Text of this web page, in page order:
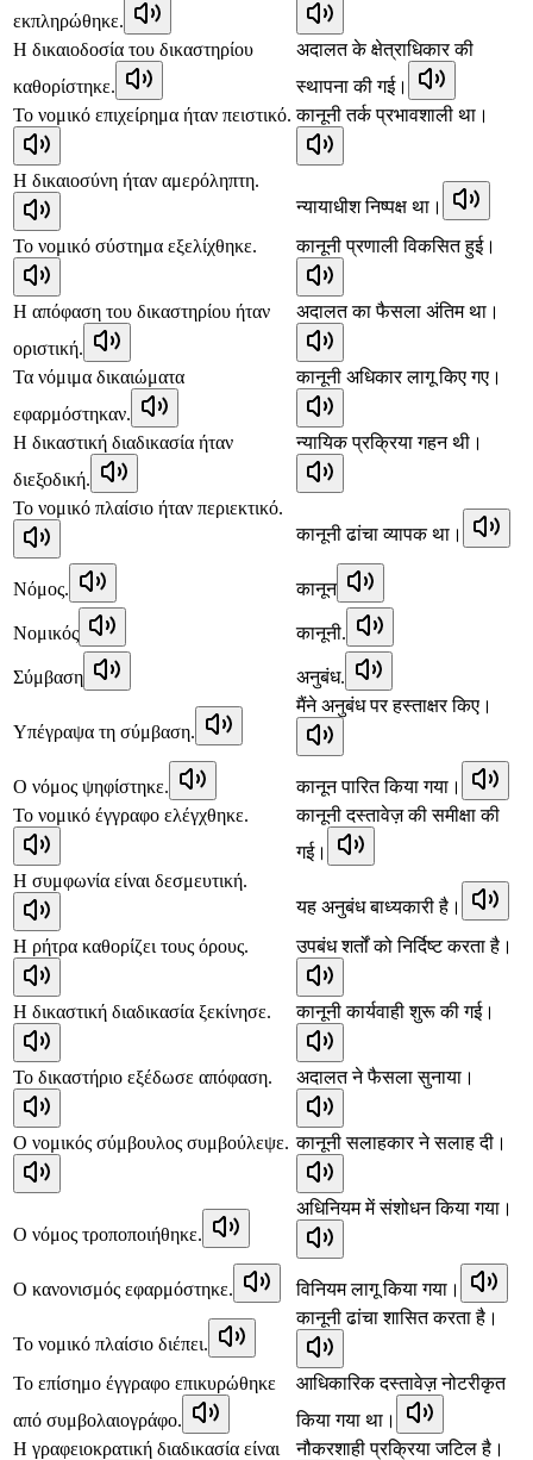
εκπληρώθηκε.
Η δικαιοδοσία του δικαστηρίου
καθορίστηκε.
अदालत के क्षेत्राधिकार की
स्थापना की गई।
Το νομικό επιχείρημα ήταν πειστικό. कानूनी तर्क प्रभावशाली था।
Η δικαιοσύνη ήταν αμερόληπτη.
न्यायाधीश निष्पक्ष था।
Το νομικό σύστημα εξελίχθηκε.
कानूनी प्रणाली विकसित हुई।
Η απόφαση του δικαστηρίου ήταν
οριστική.
अदालत का फैसला अंतिम था।
Τα νόμιμα δικαιώματα
εφαρμόστηκαν.
कानूनी अधिकार लागू किए गए।
Η δικαστική διαδικασία ήταν
διεξοδική.
न्यायिक प्रक्रिया गहन थी।
Το νομικό πλαίσιο ήταν περιεκτικό.
कानूनी ढांचा व्यापक था।
Νόμος. कानून
Νομικός कानूनी.
Σύμβαση अनुबंध.
Υπέγραψα τη σύμβαση.
मैंने अनुबंध पर हस्ताक्षर किए।
Ο νόμος ψηφίστηκε.
कानून पारित किया गया।
Το νομικό έγγραφο ελέγχθηκε.
कानूनी दस्तावेज़ की समीक्षा की
गई।
Η συμφωνία είναι δεσμευτική.
यह अनुबंध बाध्यकारी है।
Η ρήτρα καθορίζει τους όρους.
उपबंध शर्तों को निर्दिष्ट करता है।
Η δικαστική διαδικασία ξεκίνησε. कानूनी कार्यवाही शुरू की गई।
Το δικαστήριο εξέδωσε απόφαση. अदालत ने फैसला सुनाया।
Ο νομικός σύμβουλος συμβούλεψε. कानूनी सलाहकार ने सलाह दी।
Ο νόμος τροποποιήθηκε.
अधिनियम में संशोधन किया गया।
Ο κανονισμός εφαρμόστηκε. विनियम लागू किया गया।
Το νομικό πλαίσιο διέπει.
कानूनी ढांचा शासित करता है।
Το επίσημο έγγραφο επικυρώθηκε
από συμβολαιογράφο.
आधिकारिक दस्तावेज़ नोटरीकृत
किया गया था।
Η γραφειοκρατική διαδικασία είναι
नौकरशाही प्रक्रिया जटिल है।